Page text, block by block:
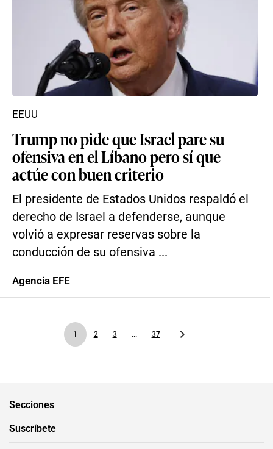
Trump no pide que Israel pare su
ofensiva en el Líbano pero sí que
actúe con buen criterio
El presidente de Estados Unidos respaldó el
derecho de Israel a defenderse, aunque
volvió a expresar reservas sobre la
conducción de su ofensiva ...
EEUU
Agencia EFE
1 2 3 ... 37
Secciones
Suscríbete